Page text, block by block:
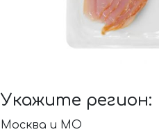
Укажите регион:
Москва и МО